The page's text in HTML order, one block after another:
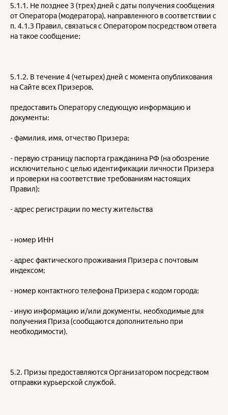
5.1.1. Не позднее 3 (трех) дней с даты получения сообщения
от Оператора (модератора), направленного в соответствии с
п. 4.1.3 Правил, связаться с Оператором посредством ответа
на такое сообщение;
5.1.2. В течение 4 (четырех) дней с момента опубликования
на Сайте всех Призеров,
предоставить Оператору следующую информацию и
документы:
- фамилия, имя, отчество Призера;
- первую страницу паспорта гражданина РФ (на обозрение
исключительно с целью идентификации личности Призера
и проверки на соответствие требованиям настоящих
Правил);
- адрес регистрации по месту жительства
- номер ИНН
- адрес фактического проживания Призера с почтовым
индексом;
- номер контактного телефона Призера с кодом города;
- иную информацию и/или документы, необходимые для
получения Приза (сообщаются дополнительно при
необходимости).
5.2. Призы предоставляются Организатором посредством
отправки курьерской службой.